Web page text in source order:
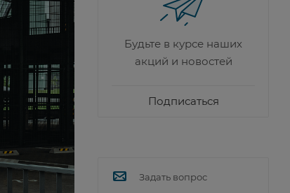
Будьте в курсе наших
акций и новостей
Подписаться
Задать вопрос